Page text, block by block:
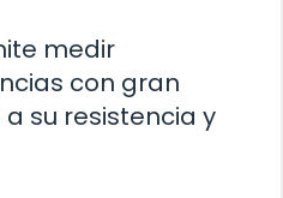
medir
con gran
su resistencia y